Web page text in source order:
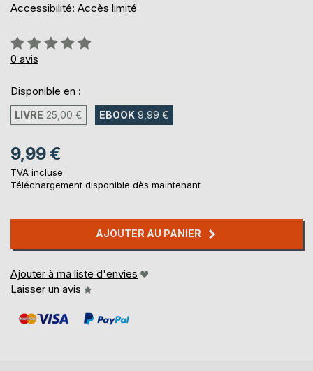
Accessibilité: Accès limité
Évaluation:
0%
0 avis
Disponible en :
LIVRE 25,00 € EBOOK 9,99 €
9,99 €
TVA incluse
Téléchargement disponible dès maintenant
AJOUTER AU PANIER
Ajouter à ma liste d'envies
Laisser un avis